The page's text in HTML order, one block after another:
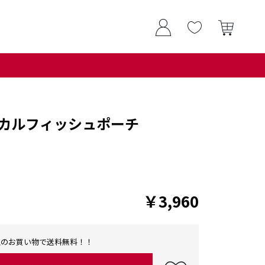
ルフィッシュポーチ
￥3,960
お買い物で送料無料！！